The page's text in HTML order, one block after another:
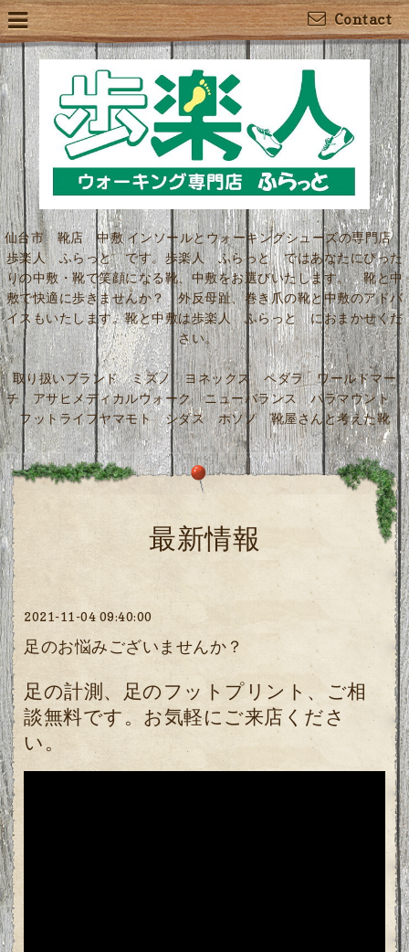
Contact
仙台市 靴店 中敷 インソールとウォーキングシューズの専門店
歩楽人 ふらっと です。歩楽人 ふらっと ではあなたにぴった
りの中敷・靴で笑顔になる靴、中敷をお選びいたします。 靴と中
敷で快適に歩きませんか？ 外反母趾、巻き爪の靴と中敷のアドバ
イスもいたします。靴と中敷は歩楽人 ふらっと におまかせくだ
さい。
取り扱いブランド ミズノ ヨネックス ペダラ ワールドマー
チ アサヒメディカルウォーク ニューバランス パラマウント
フットライフヤマモト シダス ホソノ 靴屋さんと考えた靴
最新情報
2021-11-04 09:40:00
足のお悩みございませんか？
足の計測、足のフットプリント、ご相
談無料です。お気軽にご来店くださ
い。